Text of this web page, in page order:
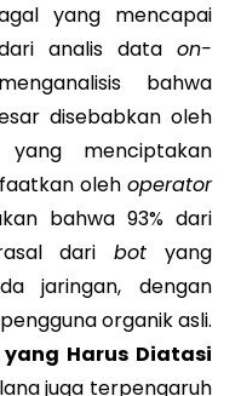
yang mencapai
analis data on-
bahwa
disebabkan oleh
menciptakan
oleh operator
bahwa 93% dari
daribot yang
jaringan, dengan
organik asli.
Harus Diatasi
juga terpengaruh